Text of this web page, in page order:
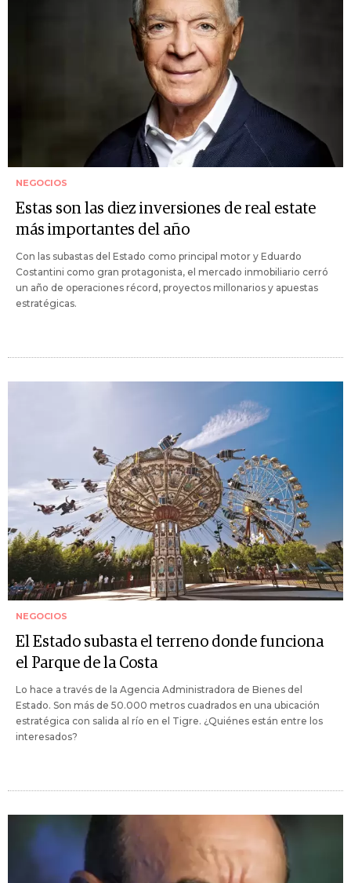
NEGOCIOS
Estas son las diez inversiones de real estate
más importantes del año
Con las subastas del Estado como principal motor y Eduardo
Costantini como gran protagonista, el mercado inmobiliario cerró
un año de operaciones récord, proyectos millonarios y apuestas
estratégicas.
NEGOCIOS
El Estado subasta el terreno donde funciona
el Parque de la Costa
Lo hace a través de la Agencia Administradora de Bienes del
Estado. Son más de 50.000 metros cuadrados en una ubicación
estratégica con salida al río en el Tigre. ¿Quiénes están entre los
interesados?